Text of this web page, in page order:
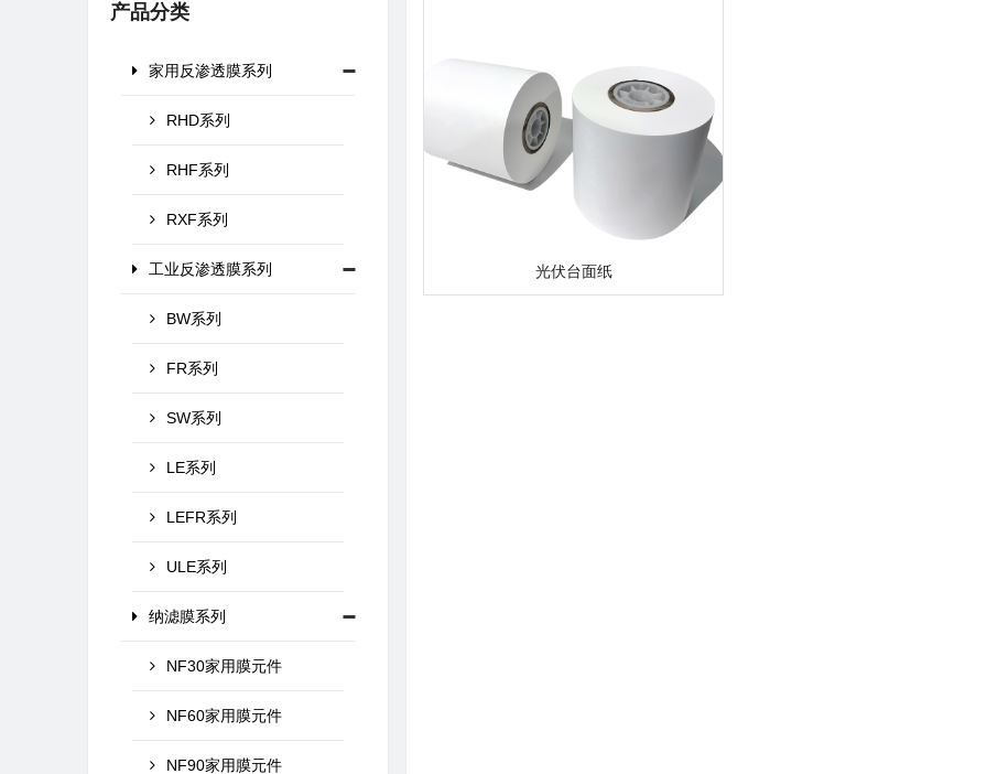
产品分类
家用反渗透膜系列
RHD系列
RHF系列
RXF系列
工业反渗透膜系列
BW系列
FR系列
SW系列
LE系列
LEFR系列
ULE系列
纳滤膜系列
NF30家用膜元件
NF60家用膜元件
NF90家用膜元件
光伏台面纸